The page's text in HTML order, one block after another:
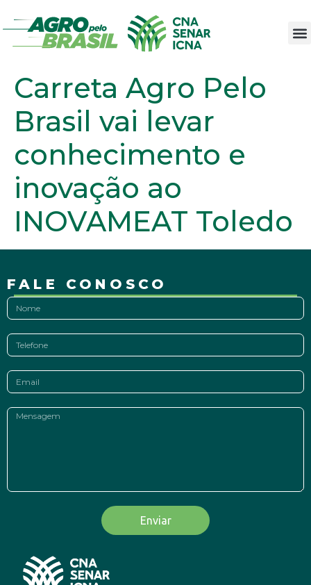
Carreta Agro Pelo
Brasil vai levar
conhecimento e
inovação ao
INOVAMEAT Toledo
FALE CONOSCO
Enviar